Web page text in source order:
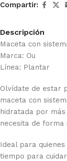
Compartir:
Descripción
Maceta con
Marca: Ou
Línea: Plantar
Olvídate de estar
maceta con
hidratada por
necesita de forma
Ideal para
tiempo para